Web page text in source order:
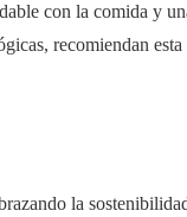
con la comida y
recomiendan esta
la